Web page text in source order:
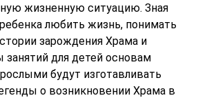
жизненную ситуацию. Зная
любить жизнь, понимать
зарождения Храма и
для детей основам
будут изготавливать
о возникновении Храма в